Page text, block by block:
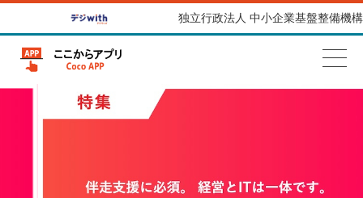
独立行政法人 中小企業基盤整備機構